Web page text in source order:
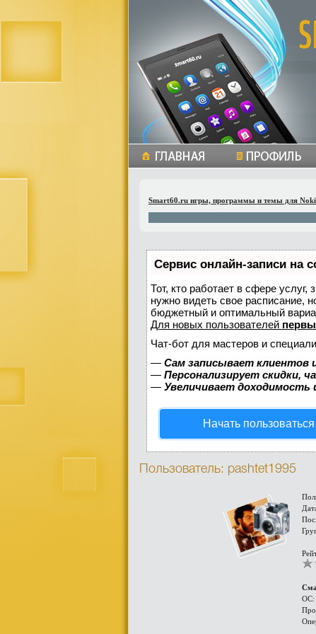
Smart60.ru игры, программы и темы для
Сервис онлайн-записи на
Тот, кто работает в сфере
нужно видеть свое расписание,
бюджетный и оптимальный
Для новых пользователей
Чат-бот для мастеров и
— Сам записывает клиентов
— Персонализирует скидки,
— Увеличивает
Начать
Пользователь: pashtet1995
ОС: